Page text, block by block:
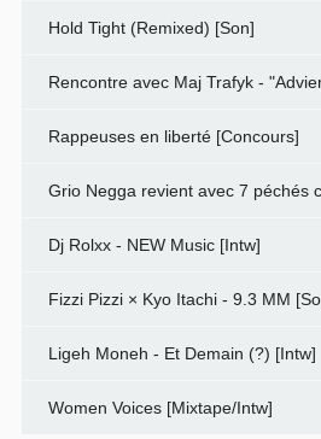
Hold Tight (Remixed) [Son]
Rencontre avec Maj Trafyk -
Rappeuses en liberté [Concours]
Grio Negga revient avec 7 péchés
Dj Rolxx - NEW Music [Intw]
Fizzi Pizzi × Kyo Itachi - 9.3 MM
Ligeh Moneh - Et Demain (?) [Intw]
Women Voices [Mixtape/Intw]